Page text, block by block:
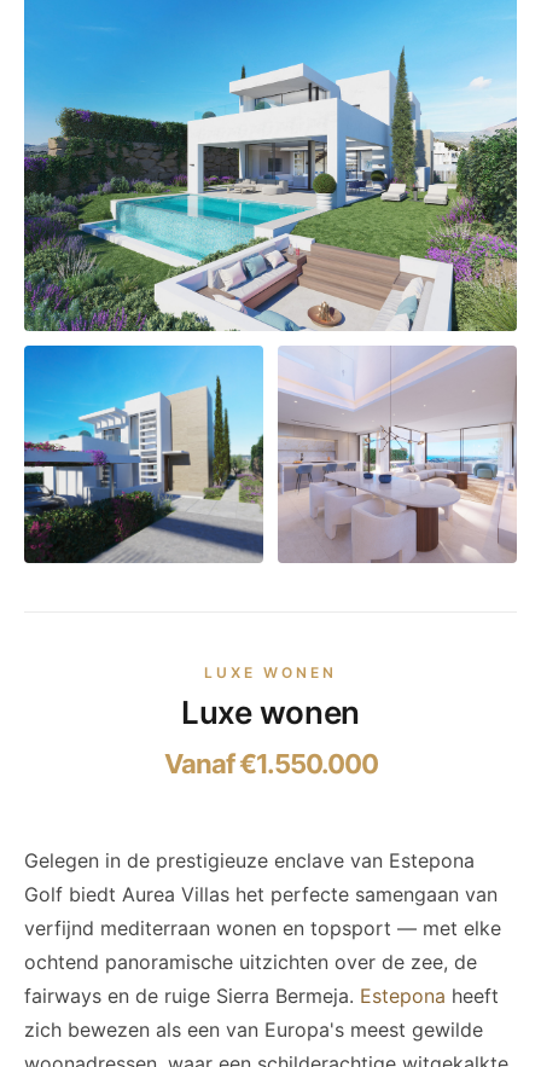
LUXE WONEN
Luxe wonen
Vanaf €1.550.000
Gelegen in de prestigieuze enclave van Estepona
Golf biedt Aurea Villas het perfecte samengaan van
verfijnd mediterraan wonen en topsport — met elke
ochtend panoramische uitzichten over de zee, de
fairways en de ruige Sierra Bermeja. Estepona heeft
zich bewezen als een van Europa's meest gewilde